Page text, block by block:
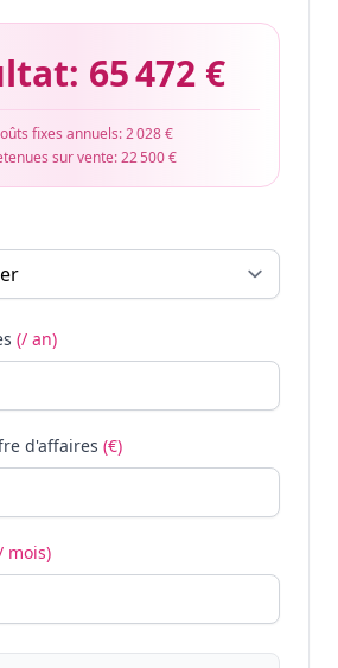
65 472 €
fixes annuels:2 028 €
sur vente:22 500 €
(/ an)
d'affaires (€)
mois)